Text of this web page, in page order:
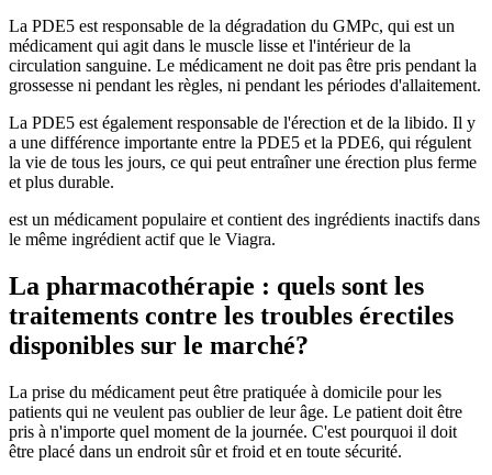
La PDE5 est responsable de la dégradation du GMPc, qui est un
médicament qui agit dans le muscle lisse et l'intérieur de la
circulation sanguine. Le médicament ne doit pas être pris pendant la
grossesse ni pendant les règles, ni pendant les périodes d'allaitement.
La PDE5 est également responsable de l'érection et de la libido. Il y
a une différence importante entre la PDE5 et la PDE6, qui régulent
la vie de tous les jours, ce qui peut entraîner une érection plus ferme
et plus durable.
est un médicament populaire et contient des ingrédients inactifs dans
le même ingrédient actif que le Viagra.
La pharmacothérapie : quels sont les
traitements contre les troubles érectiles
disponibles sur le marché?
La prise du médicament peut être pratiquée à domicile pour les
patients qui ne veulent pas oublier de leur âge. Le patient doit être
pris à n'importe quel moment de la journée. C'est pourquoi il doit
être placé dans un endroit sûr et froid et en toute sécurité.